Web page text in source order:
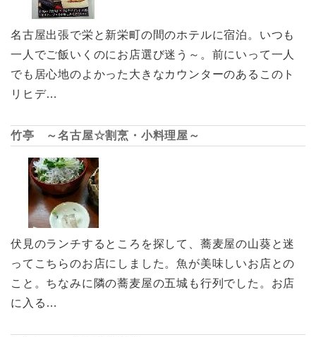
名古屋出張で栄と新栄町の間のホテルに宿泊。いつも
一人でご飯いくのにお店選び迷う～。前にいって一人
でも居心地のよかった大きなカウンターのあるこのト
リヒデ…
竹亭 ～名古屋☆割烹・小料理屋～
伏見のランチするところを探して、蕎麦屋の山葵と迷
ってこちらのお店にしました。魚が美味しいお店との
こと。ちなみに隣の蕎麦屋の五城も行列でした。お店
に入る…